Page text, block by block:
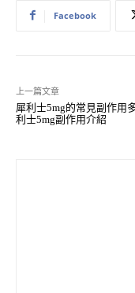
Facebook
上一篇文章
犀利士5mg的常見副作用
利士5mg副作用介紹